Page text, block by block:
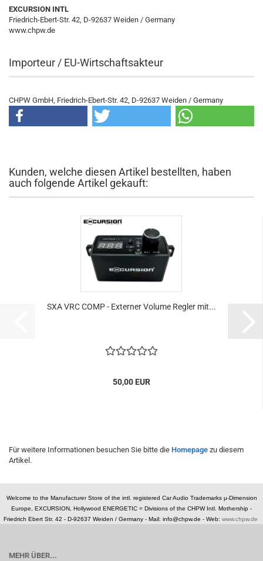
EXCURSION INTL
Friedrich-Ebert-Str. 42, D-92637 Weiden / Germany
www.chpw.de
Importeur / EU-Wirtschaftsakteur
CHPW GmbH, Friedrich-Ebert-Str. 42, D-92637 Weiden / Germany
Kunden, welche diesen Artikel bestellten, haben
auch folgende Artikel gekauft:
SXA VRC COMP - Externer Volume Regler mit...
50,00 EUR
Für weitere Informationen besuchen Sie bitte die Homepage zu diesem
Artikel.
Welcome to the Manufacturer Store of the intl. registered Car Audio Trademarks µ-Dimension
Europe, EXCURSION, Hollywood ENERGETIC = Divisions of the CHPW Intl. Mothership -
Friedrich Ebert Str. 42 - D-92637 Weiden / Germany - Mail: info@chpw.de - Web: www.chpw.de
MEHR ÜBER...